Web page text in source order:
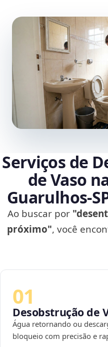
Serviços de
de Vaso
Ao buscar por
próximo", você
01
Desobstrução de
Água retornando ou
bloqueio com precisão e